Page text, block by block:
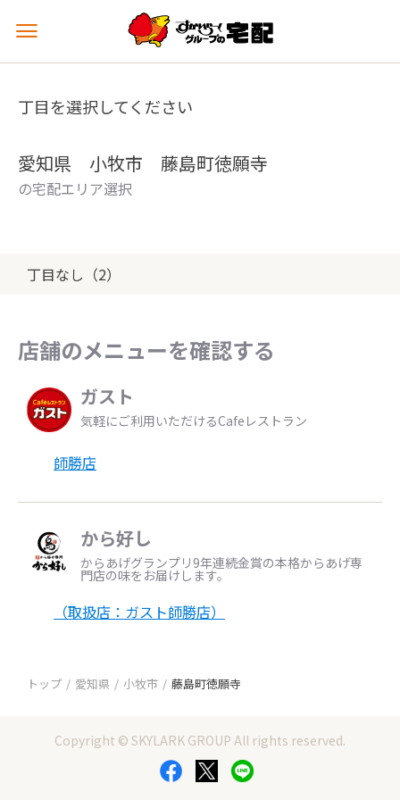
メ
ュ
を
丁目を選択してください
愛知県 小牧市 藤島町徳願寺
の宅配エリア選択
丁目なし（2）
店舗のメニューを確認する
ガスト
気軽にご利用いただけるCafeレストラン
師勝店
から好し
からあげグランプリ9年連続金賞の本格からあげ専
門店の味をお届けします。
（取扱店：ガスト師勝店）
トップ 愛知県 小牧市 藤島町徳願寺
Copyright © SKYLARK GROUP All rights reserved.